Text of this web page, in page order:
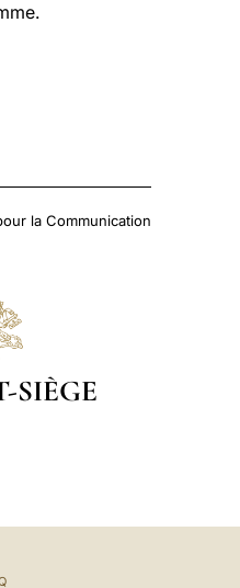
la Communication
SIÈGE